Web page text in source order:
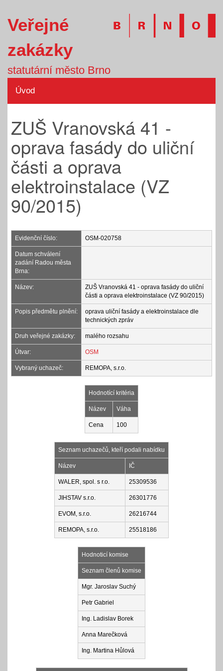
Veřejné
zakázky
statutární město Brno
Úvod
ZUŠ Vranovská 41 -
oprava fasády do uliční
části a oprava
elektroinstalace (VZ
90/2015)
Evidenční číslo: OSM-020758
Datum schválení
zadání Radou města
Brna:
Název:
ZUŠ Vranovská 41 - oprava fasády do uliční
části a oprava elektroinstalace (VZ 90/2015)
Popis předmětu plnění:
oprava uliční fasády a elektroinstalace dle
technických zpráv
Druh veřejné zakázky: malého rozsahu
Útvar: OSM
Vybraný uchazeč: REMOPA, s.r.o.
Hodnotící kritéria
Název Váha
Cena 100
Seznam uchazečů, kteří podali nabídku
Název IČ
WALER, spol. s r.o. 25309536
JIHSTAV s.r.o. 26301776
EVOM, s.r.o. 26216744
REMOPA, s.r.o. 25518186
Hodnoticí komise
Seznam členů komise
Mgr. Jaroslav Suchý
Petr Gabriel
Ing. Ladislav Borek
Anna Marečková
Ing. Martina Hůlová